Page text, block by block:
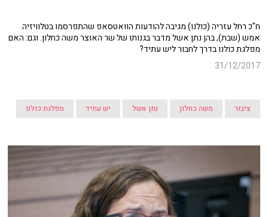
ח"כ רחל עזריה (כולנו) מגיבה להודעות הוואטסאפ שהתפרסמו בטלוויזיה
אמש (שבת), בהן נתן אשל מדבר בגנותו של שר האוצר משה כחלון. וגם: האם
מפלגת כולנו בדרך לחבור ליש עתיד?
31/12/2017
ציבור משה כחלון נתן אשל יש עתיד מפלגת כולנו